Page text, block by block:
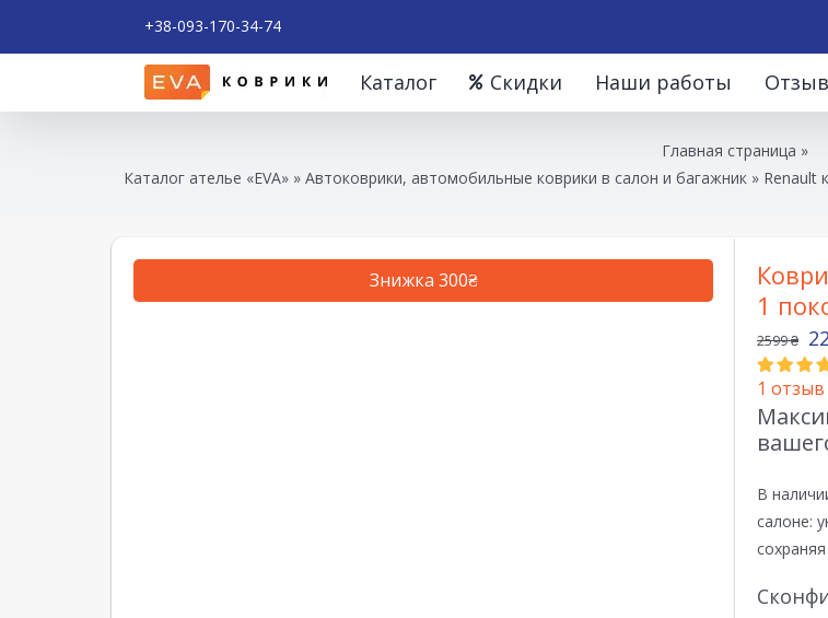
+38-093-170-34-74
Каталог Скидки Наши работы
Главная страница »
Каталог ателье «EVA»» Автоковрики, автомобильные коврики в салон и багажник » Renault
Знижка 300₴
1
2599₴
1 отзыв
В
салоне: